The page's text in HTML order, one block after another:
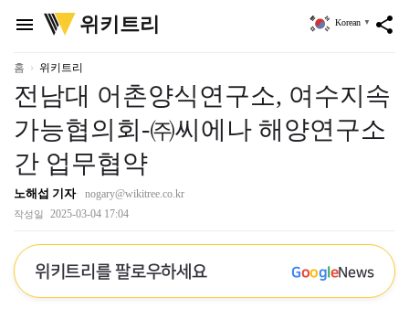
menu
위
키
리
위키트리 share
Korean ▼
홈 위키트리
전남대 어촌양식연구소, 여수지속
가능협의회-㈜씨에나 해양연구소
간 업무협약
노해섭 기자 nogary@wikitree.co.kr
작성일 2025-03-04 17:04
위키트리를 팔로우하세요 GoogleNews